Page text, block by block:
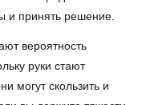
и принять решение.
вероятность
руки стают
могут скользить и